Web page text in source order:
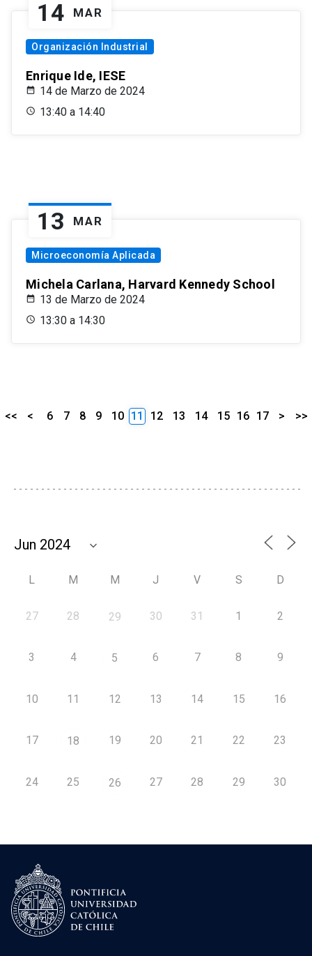
14 MAR
Organización Industrial
Enrique Ide, IESE
14 de Marzo de 2024
13:40 a 14:40
13 MAR
Microeconomía Aplicada
Michela Carlana, Harvard Kennedy School
13 de Marzo de 2024
13:30 a 14:30
<< < 6 7 8 9 10 11 12 13 14 15 16 17 > >>
L M M J V S D
27 28 29 30 31 1 2
3 4 5 6 7 8 9
10 11 12 13 14 15 16
17 18 19 20 21 22 23
24 25 26 27 28 29 30